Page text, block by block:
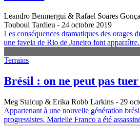
Leandro Benmergui & Rafael Soares
Touboul Tardieu - 24 octobre 2019
Les conséquences dramatiques des orages
une favela de Rio de Janeiro font
Terrains
Brésil : on ne peut pas
Meg Stalcup & Erika Robb Larkins - 29
Appartenant à une nouvelle génération
progressistes, Marielle Franco a été